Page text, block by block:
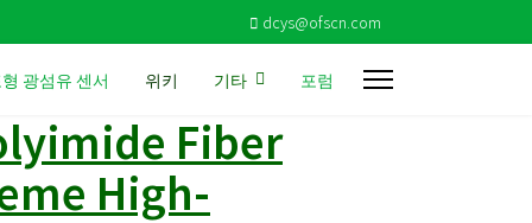
dcys@ofscn.com
광섬유 센서 위키 기타 포럼
Fiber
High-